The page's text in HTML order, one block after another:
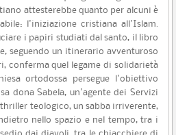
attesterebbe quanto per alcuni è
l'iniziazione cristiana all'Islam.
i papiri studiati dal santo, il libro
seguendo un itinerario avventuroso
conferma quel legame di solidarietà
ortodossa persegue l'obiettivo
dona Sabela, un'agente dei Servizi
teologico, un sabba irriverente,
nello spazio e nel tempo, tra i